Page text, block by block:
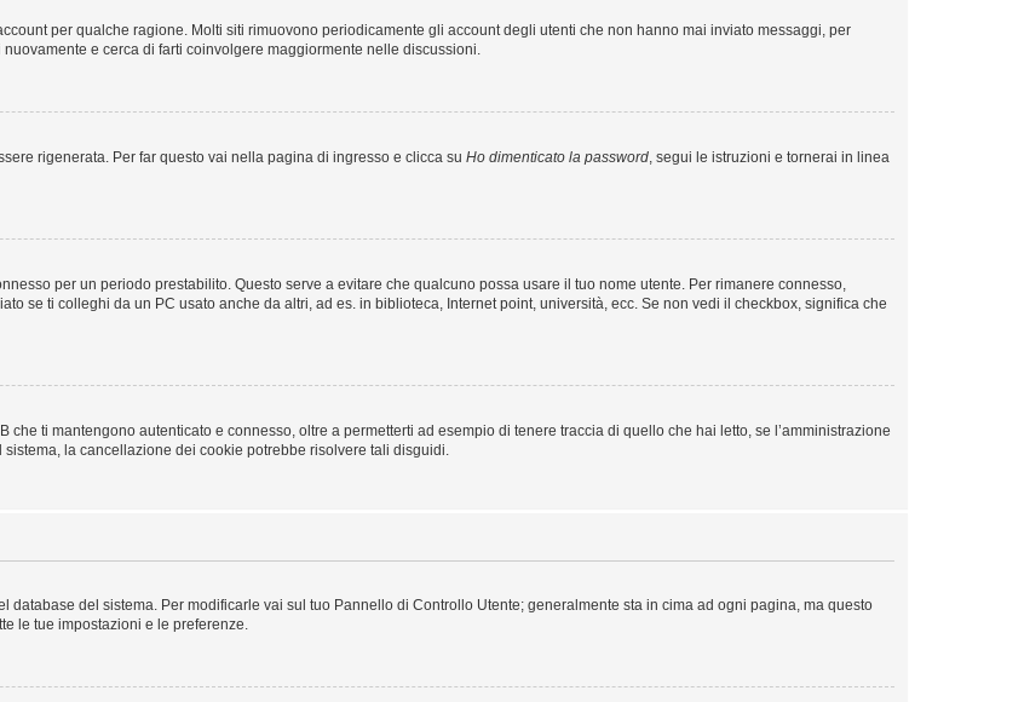
per qualche ragione. Molti siti rimuovono periodicamente gli account degli utenti che non hanno mai inviato messaggi, per
e cerca di farti coinvolgere maggiormente nelle discussioni.
rigenerata. Per far questo vai nella pagina di ingresso e clicca su Ho dimenticato la password , segui le istruzioni e tornerai in linea
per un periodo prestabilito. Questo serve a evitare che qualcuno possa usare il tuo nome utente. Per rimanere connesso,
se ti colleghi da un PC usato anche da altri, ad es. in biblioteca, Internet point, università, ecc. Se non vedi il checkbox, significa che
che ti mantengono autenticato e connesso, oltre a permetterti ad esempio di tenere traccia di quello che hai letto, se l’amministrazione
la cancellazione dei cookie potrebbe risolvere tali disguidi.
database del sistema. Per modificarle vai sul tuo Pannello di Controllo Utente; generalmente sta in cima ad ogni pagina, ma questo
le tue impostazioni e le preferenze.